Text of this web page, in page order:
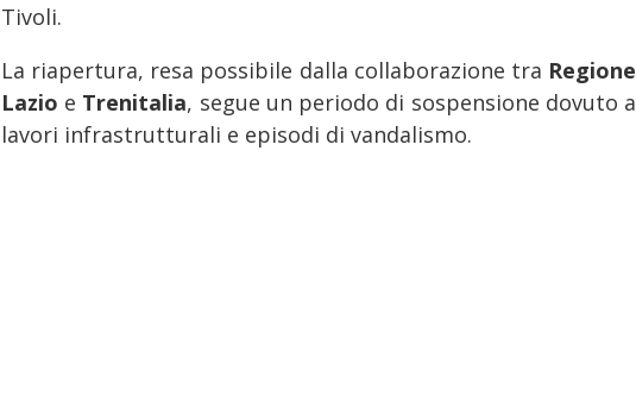
Tivoli.
La riapertura, resa possibile dalla collaborazione tra Regione
Lazio e Trenitalia, segue un periodo di sospensione dovuto a
lavori infrastrutturali e episodi di vandalismo.